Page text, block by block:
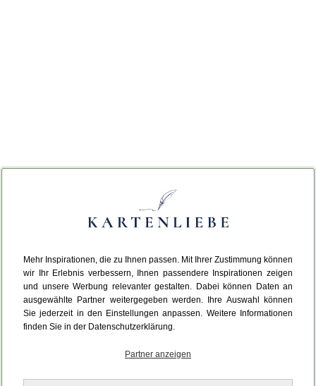
Mehr Inspirationen, die zu Ihnen passen. Mit Ihrer Zustimmung können
wir Ihr Erlebnis verbessern, Ihnen passendere Inspirationen zeigen
und unsere Werbung relevanter gestalten. Dabei können Daten an
ausgewählte Partner weitergegeben werden. Ihre Auswahl können
Sie jederzeit in den Einstellungen anpassen. Weitere Informationen
finden Sie in der Datenschutzerklärung.
Partner anzeigen